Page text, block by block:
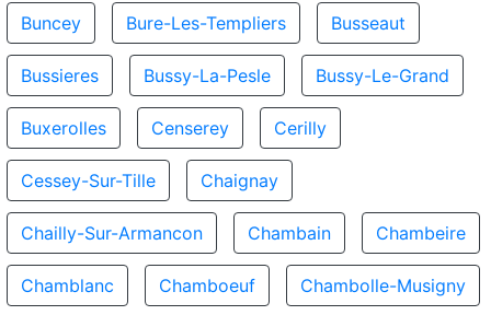
Buncey Bure-Les-Templiers Busseaut
Bussieres Bussy-La-Pesle Bussy-Le-Grand
Buxerolles Censerey Cerilly
Cessey-Sur-Tille Chaignay
Chailly-Sur-Armancon Chambain Chambeire
Chamblanc Chamboeuf Chambolle-Musigny